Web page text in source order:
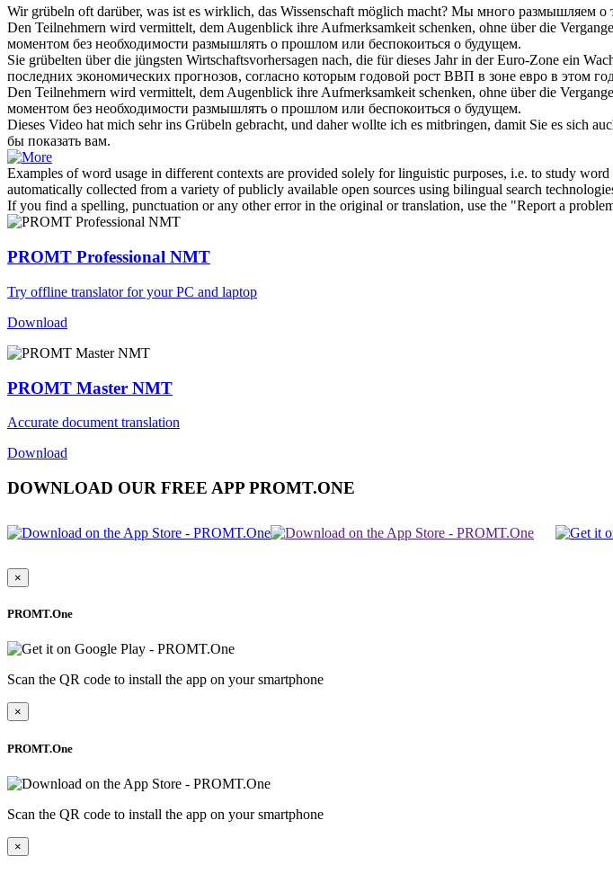
Wir grübeln oft darüber, was ist es wirklich, das Wissenschaft möglich macht? Мы много размышляем о
Den Teilnehmern wird vermittelt, dem Augenblick ihre Aufmerksamkeit schenken, ohne über die
моментом без необходимости размышлять о прошлом или беспокоиться о будущем.
Sie grübelten über die jüngsten Wirtschaftsvorhersagen nach, die für dieses Jahr in der Euro-Zone ein
последних экономических прогнозов, согласно которым годовой рост ВВП в зоне евро в этом
Den Teilnehmern wird vermittelt, dem Augenblick ihre Aufmerksamkeit schenken, ohne über die
моментом без необходимости размышлять о прошлом или беспокоиться о будущем.
Dieses Video hat mich sehr ins Grübeln gebracht, und daher wollte ich es mitbringen, damit Sie es sich
бы показать вам.
Examples of word usage in different contexts are provided solely for linguistic purposes, i.e. to study
automatically collected from a variety of publicly available open sources using bilingual search
If you find a spelling, punctuation or any other error in the original or translation, use the "Report a
PROMT Professional NMT
Try offline translator for your PC and laptop
Download
PROMT Master NMT
Accurate document translation
Download
DOWNLOAD OUR FREE APP PROMT.ONE
×
PROMT.One
Scan the QR code to install the app on your smartphone
×
PROMT.One
Scan the QR code to install the app on your smartphone
×